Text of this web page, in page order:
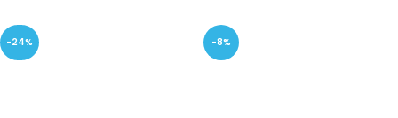
-24% -8%